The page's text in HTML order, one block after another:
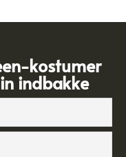
kostumer
indbakke